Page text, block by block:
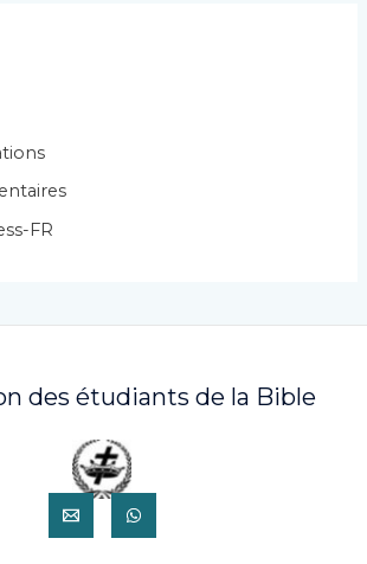
FR
des étudiants de la Bible